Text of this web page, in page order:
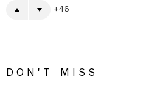
46
DON'T MISS